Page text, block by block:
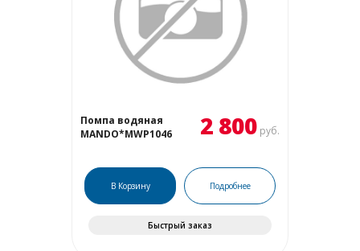
Помпа водяная
MANDO*MWP1046
2 800 руб.
В Корзину Подробнее
Быстрый заказ